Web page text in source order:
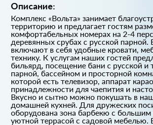
Описание:
Комплекс «Вольта» занимает
территорию и предлагает гостям
комфортабельных номерах на 2-4
деревянных срубах с русской парной.
включают в себя удобные кровати,
технику. К услугам наших гостей
бильярд, посещение бани с русской и
парной, бассейном и просторной
которой есть телевизор, аппарат
принадлежности для чаепития и
Вкусно и сытно можно покушать в
домашней кухней. Для дружеских
оборудована зона барбекю с
уютной террасой с садовой мебелью.